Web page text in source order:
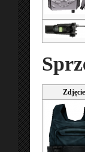
Zdjęcie